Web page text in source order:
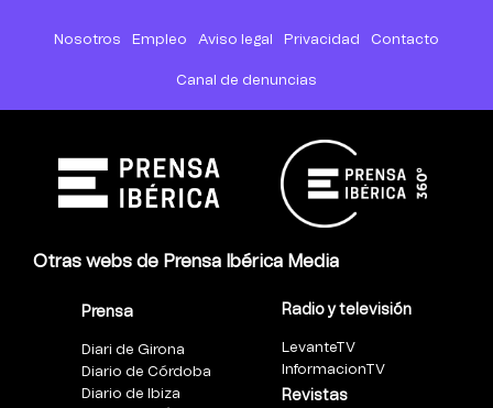
Nosotros Empleo Aviso legal Privacidad Contacto
Canal de denuncias
Otras webs de Prensa Ibérica Media
Prensa
Diari de Girona
Diario de Córdoba
Diario de Ibiza
Radio y televisión
LevanteTV
InformacionTV
Revistas